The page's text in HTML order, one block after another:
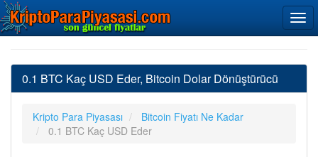
0.1 BTC Kaç USD Eder, Bitcoin Dolar Dönüştürücü
Kripto Para Piyasası
Bitcoin Fiyatı Ne Kadar
0.1 BTC Kaç USD Eder